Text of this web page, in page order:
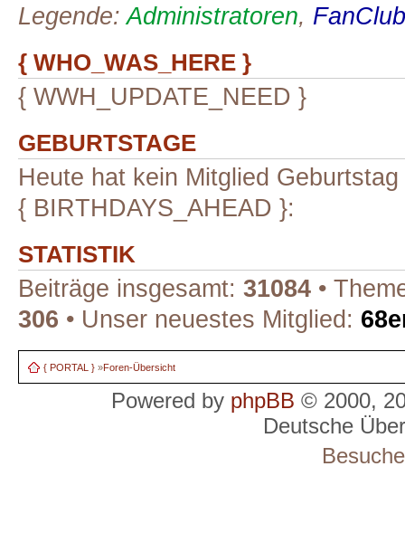
Legende:Administratoren,
{ WHO_WAS_HERE }
{ WWH_UPDATE_NEED }
GEBURTSTAGE
Heute hat kein Mitglied Geburtstag
{ BIRTHDAYS_AHEAD }:
STATISTIK
Beiträge insgesamt: 31084 •
306 • Unser neuestes Mitglied:
{ PORTAL } »Foren-Übersicht
Powered by phpBB © 2000,
Deutsche